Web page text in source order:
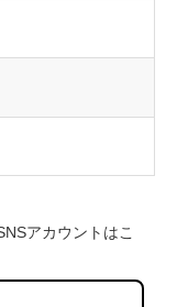
アカウントはこ